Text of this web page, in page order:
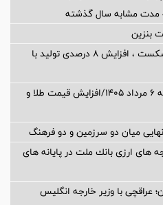
بنزین
فولاد بافت رکورد تولید خود را شکست ، افزایش 8 درصدی تولید با
قیمت طلا و سکه امروز سه‌شنبه ۶ مرداد ۱۴۰۵/افزایش قیمت طلا و
میان دو سرزمین و دو فرهنگ
های ارزی بانك ملت در پایانه های
عراقچی با وزیر خارجه انگلیس